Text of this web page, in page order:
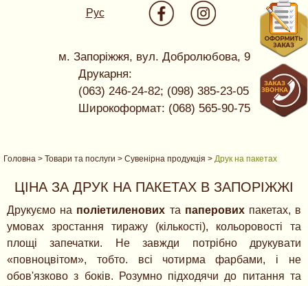
Рус
м. Запоріжжя, вул. Добролюбова, 9
Друкарня:
(063) 246-24-82; (098) 385-23-05
Широкоформат: (068) 565-90-75
Головна > Товари та послуги > Сувенірна продукція > Друк на пакетах
ЦІНА ЗА ДРУК НА ПАКЕТАХ В ЗАПОРІЖЖІ
Друкуємо на поліетиленових та паперовихпакетах, в
умовах зростання тиражу (кількості), кольоровості та
площі запечатки. Не завжди потрібно друкувати
«повноцвітом», тобто. всі чотирма фарбами, і не
обов'язково з боків. Розумно підходячи до питання та